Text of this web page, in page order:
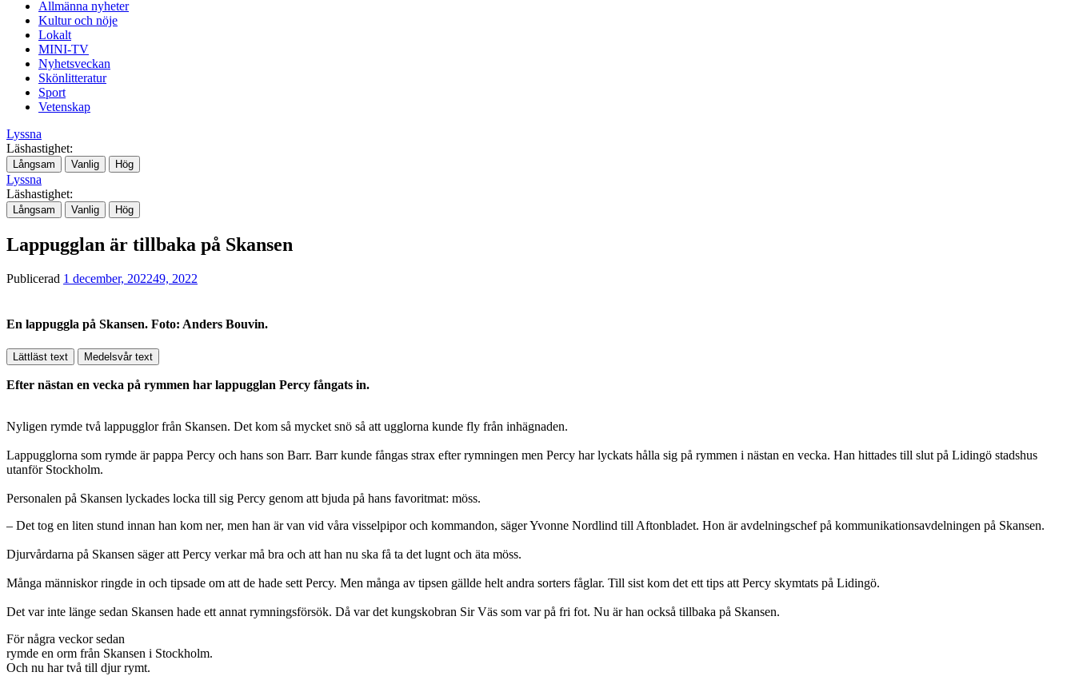
Allmänna nyheter
Kultur och nöje
Lokalt
MINI-TV
Nyhetsveckan
Skönlitteratur
Sport
Vetenskap
Lyssna
Läshastighet:
Långsam Vanlig Hög
Lyssna
Läshastighet:
Långsam Vanlig Hög
Lappugglan är tillbaka på Skansen
Publicerad 1 december, 202249, 2022
En lappuggla på Skansen. Foto: Anders Bouvin.
Lättläst text Medelsvår text
Efter nästan en vecka på rymmen har lappugglan Percy fångats in.
Nyligen rymde två lappugglor från Skansen. Det kom så mycket snö så att ugglorna kunde fly från inhägnaden.
Lappugglorna som rymde är pappa Percy och hans son Barr. Barr kunde fångas strax efter rymningen men Percy har lyckats hålla sig på rymmen i nästan en vecka. Han hittades till slut på Lidingö stadshus
utanför Stockholm.
Personalen på Skansen lyckades locka till sig Percy genom att bjuda på hans favoritmat: möss.
– Det tog en liten stund innan han kom ner, men han är van vid våra visselpipor och kommandon, säger Yvonne Nordlind till Aftonbladet. Hon är avdelningschef på kommunikationsavdelningen på Skansen.
Djurvårdarna på Skansen säger att Percy verkar må bra och att han nu ska få ta det lugnt och äta möss.
Många människor ringde in och tipsade om att de hade sett Percy. Men många av tipsen gällde helt andra sorters fåglar. Till sist kom det ett tips att Percy skymtats på Lidingö.
Det var inte länge sedan Skansen hade ett annat rymningsförsök. Då var det kungskobran Sir Väs som var på fri fot. Nu är han också tillbaka på Skansen.
För några veckor sedan
rymde en orm från Skansen i Stockholm.
Och nu har två till djur rymt.